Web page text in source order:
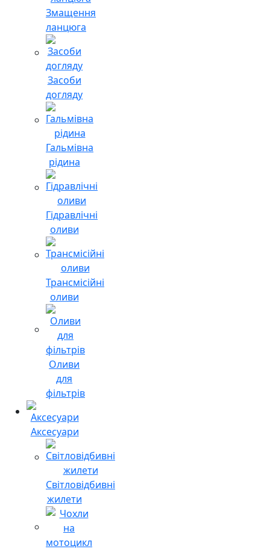
Змащення
ланцюга
Засоби
догляду
Гальмівна
рідина
Гідравлічні
оливи
Трансмісійні
оливи
Оливи
для
фільтрів
Аксесуари
Світловідбивні
жилети